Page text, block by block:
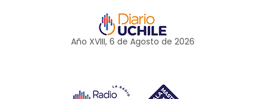
Año XVIII, 6 de Agosto de 2026